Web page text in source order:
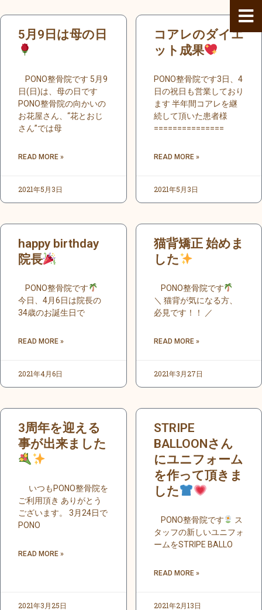
容
5月9日は母の日
PONO整骨院です 5月9
日(日)は、母の日です
PONO整骨院の向かいの
お花屋さん、“花とおじ
さん”では母
READ MORE »
2021年5月3日
コアレのダイエ
ット成果
PONO整骨院です3日、4
日の祝日も営業しており
ます 半年間コアレを継
続して頂いた患者様
===============
READ MORE »
2021年5月3日
happy birthday
院長
PONO整骨院です
今日、4月6日は院長の
34歳のお誕生日で
READ MORE »
2021年4月6日
猫背矯正 始めま
した
PONO整骨院です
＼ 猫背が気になる方、
必見です！！ ／
READ MORE »
2021年3月27日
3周年を迎える
事が出来ました
いつもPONO整骨院を
ご利用頂き ありがとう
ございます。 3月24日で
PONO
READ MORE »
2021年3月25日
STRIPE
BALLOONさん
にユニフォーム
を作って頂きま
した
PONO整骨院です
ス
タッフの新しいユニフォ
ームをSTRIPE BALLO
READ MORE »
2021年2月13日
ー
ジ
ー
ー
ー
ー
ペ
ー
ジ
ー
ジ
ー
ジ
ー
ジ
ペ
ー
ペ